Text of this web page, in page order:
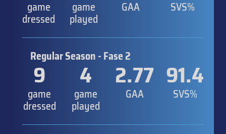
game
dressed
game
played
GAA SVS%
Regular Season - Fase 2
9
game
dressed
4
game
played
2.77
GAA
91.4
SVS%